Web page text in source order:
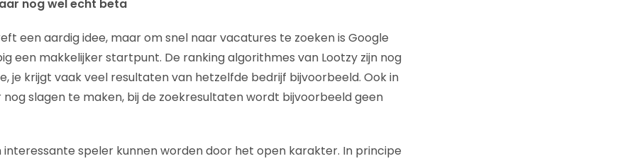
nog wel echt beta
een aardig idee, maar om snel naar vacatures te zoeken is Google
een makkelijker startpunt. De ranking algorithmes van Lootzy zijn nog
je krijgt vaak veel resultaten van hetzelfde bedrijf bijvoorbeeld. Ook in
slagen te maken, bij de zoekresultaten wordt bijvoorbeeld geen
interessante speler kunnen worden door het open karakter. In principe